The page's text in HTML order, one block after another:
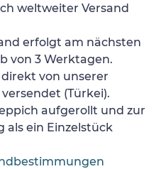
weltweiter Versand
erfolgt am nächsten
von 3 Werktagen.
direkt von unserer
(Türkei).
aufgerollt und zur
als ein Einzelstück